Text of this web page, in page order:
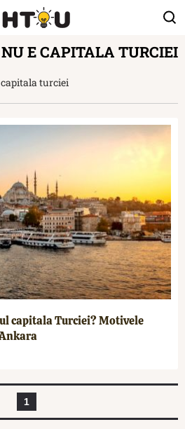
E CAPITALA TURCIEI
turciei
capitala Turciei? Motivele
1